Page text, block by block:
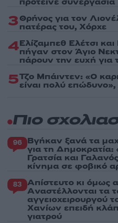
πρότεινε συνεργασία
3Θρήνος για τον
πατέρας του, Χόρχε
4Ελίζαμπεθ Ελέτσι
πήγαν στον Άγιο
πάρουν την ευχή για
5Τζο Μπάιντεν: «Ο
είναι πολύ επώδυνο»,
Πιο
96 Βγήκαν ξανά τα
για τη Δημοκρατία:
Γρατσία και
κίνημα σε φοβικό
83 Απίστευτο κι όμως
Aναστέλλονται τα
αγγειοχειρουργού
Χανίων επειδή
γιατρού